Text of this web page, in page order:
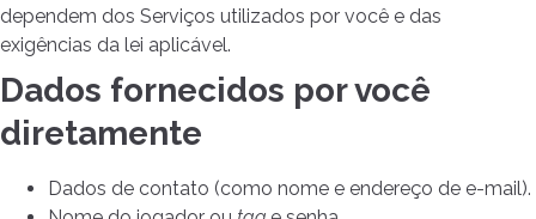
dependem dos Serviços utilizados por você e das
exigências da lei aplicável.
Dados fornecidos por você
diretamente
Dados de contato (como nome e endereço de e-mail).